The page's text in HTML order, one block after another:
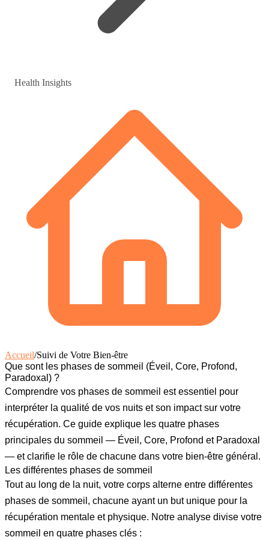
Health Insights
Accueil/Suivi de Votre Bien-être
Que sont les phases de sommeil (Éveil, Core, Profond,
Paradoxal) ?
Comprendre vos phases de sommeil est essentiel pour
interpréter la qualité de vos nuits et son impact sur votre
récupération. Ce guide explique les quatre phases
principales du sommeil — Éveil, Core, Profond et Paradoxal
— et clarifie le rôle de chacune dans votre bien-être général.
Les différentes phases de sommeil
Tout au long de la nuit, votre corps alterne entre différentes
phases de sommeil, chacune ayant un but unique pour la
récupération mentale et physique. Notre analyse divise votre
sommeil en quatre phases clés :